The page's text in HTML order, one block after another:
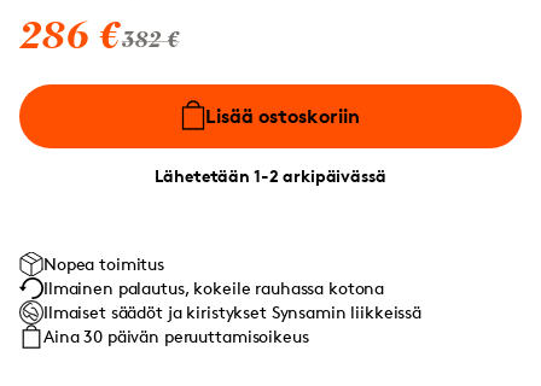
286 €382 €
Lisää ostoskoriin
Lähetetään 1-2 arkipäivässä
Nopea toimitus
Ilmainen palautus, kokeile rauhassa kotona
Ilmaiset säädöt ja kiristykset Synsamin liikkeissä
Aina 30 päivän peruuttamisoikeus